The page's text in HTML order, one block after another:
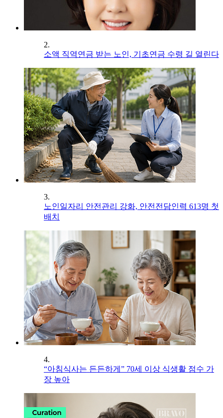
2.
소액 직역연금 받는 노인, 기초연금 수령 길 열린다
3.
노인일자리 안전관리 강화, 안전전담인력 613명 첫
배치
4.
“아침식사는 든든하게” 70세 이상 식생활 점수 가
장 높아